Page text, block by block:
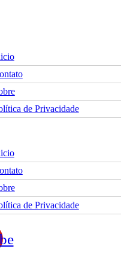
de Privacidade
de Privacidade